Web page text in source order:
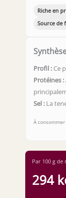
Riche en
Source de
Profil : Ce
Protéines :
Sel : La
À
Par 100 g de
294